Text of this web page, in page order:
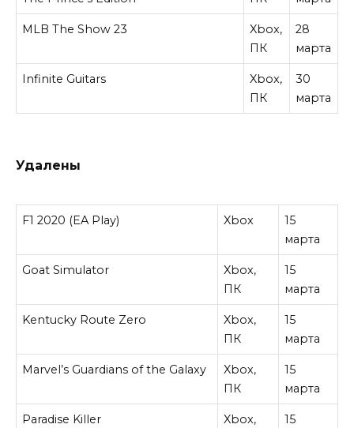
MLB The Show 23
Xbox,
ПК
28
марта
Infinite Guitars
Xbox,
ПК
30
марта
Удалены
F1 2020 (EA Play) Xbox
15
марта
Goat Simulator
Xbox,
ПК
15
марта
Kentucky Route Zero
Xbox,
ПК
15
марта
Marvel’s Guardians of the Galaxy
Xbox,
ПК
15
марта
Paradise Killer
Xbox,
15